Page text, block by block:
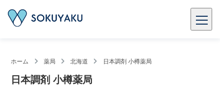
ホーム 薬局 北海道 日本調剤 小樽薬局
日本調剤 小樽薬局